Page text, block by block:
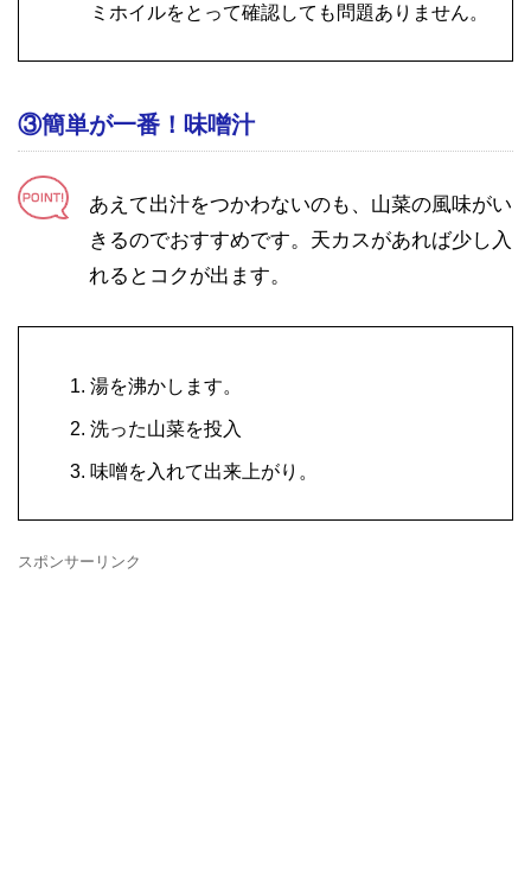
ミホイルをとって確認しても問題ありません。
③簡単が一番！味噌汁
あえて出汁をつかわないのも、山菜の風味がい
きるのでおすすめです。天カスがあれば少し入
れるとコクが出ます。
湯を沸かします。
洗った山菜を投入
味噌を入れて出来上がり。
スポンサーリンク